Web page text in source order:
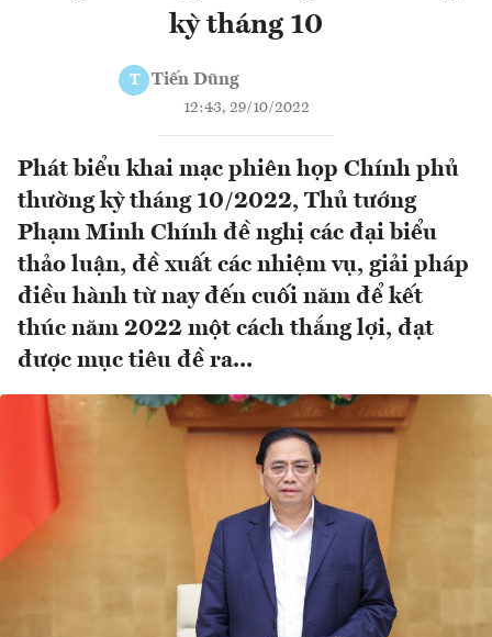
kỳ tháng 10
T Tiến Dũng
12:43, 29/10/2022
Phát biểu khai mạc phiên họp Chính phủ
thường kỳ tháng 10/2022, Thủ tướng
Phạm Minh Chính đề nghị các đại biểu
thảo luận, đề xuất các nhiệm vụ, giải pháp
điều hành từ nay đến cuối năm để kết
thúc năm 2022 một cách thắng lợi, đạt
được mục tiêu đề ra...